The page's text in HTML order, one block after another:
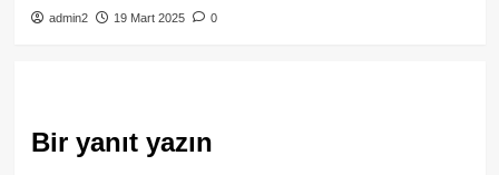
admin2 19 Mart 2025 0
Bir yanıt yazın